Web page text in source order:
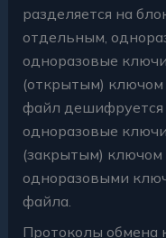
разделяется на
отдельным,
одноразовые
(открытым) ключом
файл дешифруется
одноразовые
(закрытым) ключом
одноразовыми
файла.
Протоколы обмена